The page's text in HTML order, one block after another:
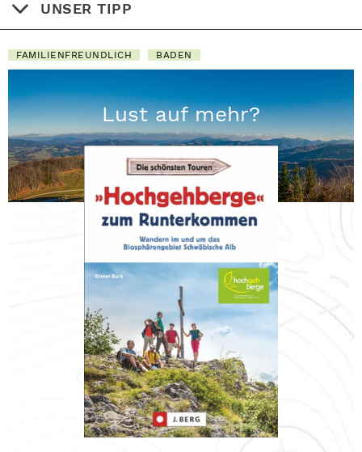
UNSER TIPP
FAMILIENFREUNDLICH BADEN
Lust auf mehr?